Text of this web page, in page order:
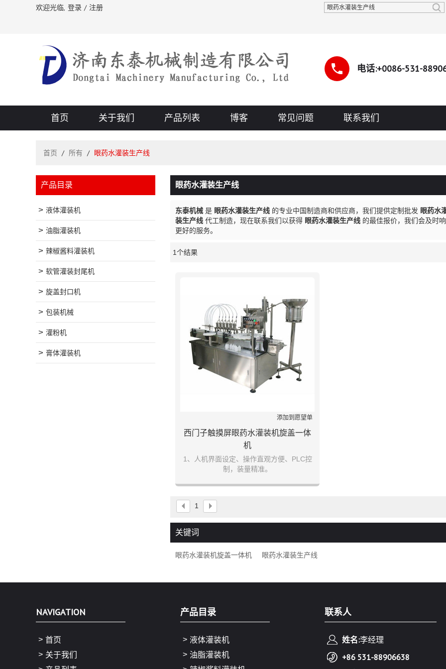
欢迎光临, 登录 / 注册
电话:+0086-531-
首页 关于我们 产品列表 博客 常见问题 联系我们
首页 / 所有 / 眼药水灌装生产线
产品目录
液体灌装机
油脂灌装机
辣椒酱料灌装机
软管灌装封尾机
旋盖封口机
包装机械
灌粉机
膏体灌装机
眼药水灌装生产线
东泰机械 是 眼药水灌装生产线 的专业中国制造商和供应商，我们提供定制批发 眼药水
装生产线 代工制造，现在联系我们以获得 眼药水灌装生产线 的最佳报价，我们会及时
更好的服务。
1个结果
添加到愿望单
西门子触摸屏眼药水灌装机旋盖一体
机
1、人机界面设定、操作直观方便、PLC控
制，装量精准。
数。
3、自动停机功能，无瓶不灌装。
1
关键词
眼药水灌装机旋盖一体机 眼药水灌装生产线
NAVIGATION
首页
关于我们
产品目录
液体灌装机
油脂灌装机
联系人
姓名:李经理
+86 531-88906638